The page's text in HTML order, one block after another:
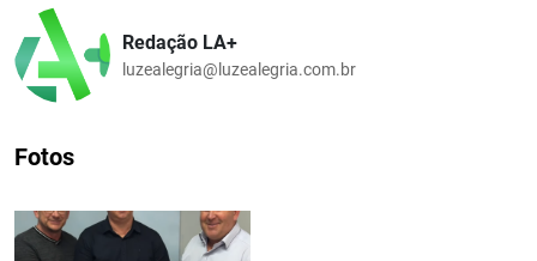
Redação LA+
luzealegria@luzealegria.com.br
Fotos